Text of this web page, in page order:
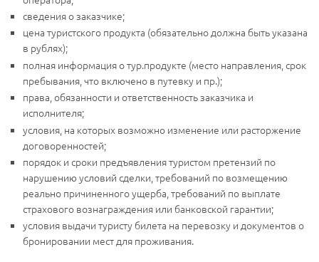
сведения о заказчике;
цена туристского продукта (обязательно должна быть указана
в рублях);
полная информация о тур.продукте (место направления, срок
пребывания, что включено в путевку и пр.);
права, обязанности и ответственность заказчика и
исполнителя;
условия, на которых возможно изменение или расторжение
договоренностей;
порядок и сроки предъявления туристом претензий по
нарушению условий сделки, требований по возмещению
реально причиненного ущерба, требований по выплате
страхового вознаграждения или банковской гарантии;
условия выдачи туристу билета на перевозку и документов о
бронировании мест для проживания.